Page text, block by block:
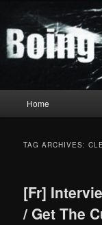
primary
content
secondary
contentBoing
Home
TAG ARCHIVES:
[Fr]
/ Get The